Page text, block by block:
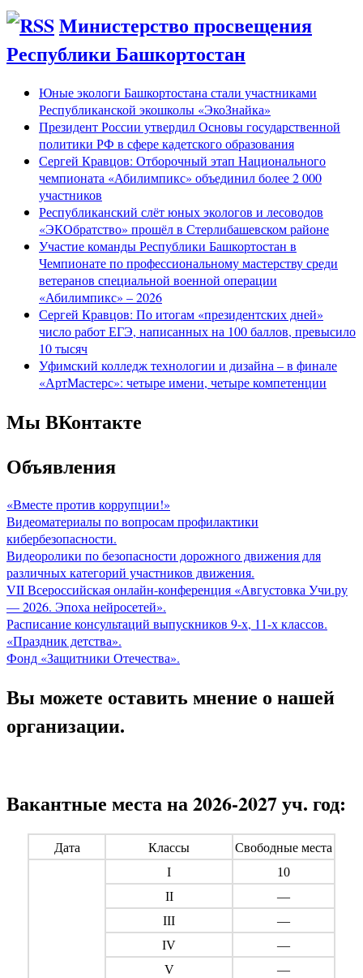
Министерство просвещения
Республики Башкортостан
Юные экологи Башкортостана стали участниками
Республиканской экошколы «ЭкоЗнайка»
Президент России утвердил Основы государственной
политики РФ в сфере кадетского образования
Сергей Кравцов: Отборочный этап Национального
чемпионата «Абилимпикс» объединил более 2 000
участников
Республиканский слёт юных экологов и лесоводов
«ЭКОбратство» прошёл в Стерлибашевском районе
Участие команды Республики Башкортостан в
Чемпионате по профессиональному мастерству среди
ветеранов специальной военной операции
«Абилимпикс» – 2026
Сергей Кравцов: По итогам «президентских дней»
число работ ЕГЭ, написанных на 100 баллов, превысило
10 тысяч
Уфимский колледж технологии и дизайна – в финале
«АртМастерс»: четыре имени, четыре компетенции
Мы ВКонтакте
Объявления
«Вместе против коррупции!»
Видеоматериалы по вопросам профилактики
кибербезопасности.
Видеоролики по безопасности дорожного движения для
различных категорий участников движения.
VII Всероссийская онлайн-конференция «Августовка Учи.ру
— 2026. Эпоха нейросетей».
Расписание консультаций выпускников 9-х, 11-х классов.
«Праздник детства».
Фонд «Защитники Отечества».
Вы можете оставить мнение о нашей
организации.
Вакантные места на 2026-2027 уч. год:
Дата Классы Свободные места
I
10
II
—
III
—
IV
—
V
—